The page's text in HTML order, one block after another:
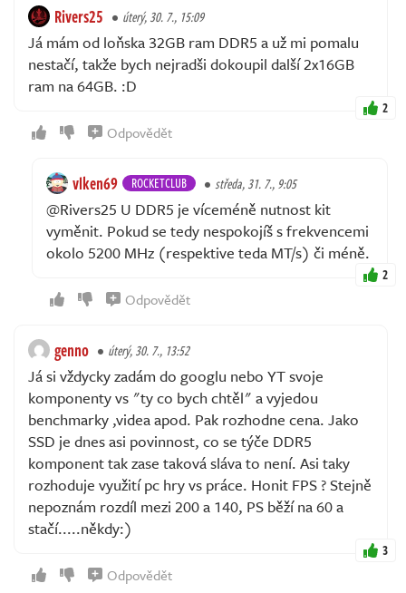
Rivers25 úterý, 30. 7., 15:09
Já mám od loňska 32GB ram DDR5 a už mi pomalu
nestačí, takže bych nejradši dokoupil další 2x16GB
ram na 64GB. :D
2
Odpovědět
vlken69 ROCKETCLUB středa, 31. 7., 9:05
@Rivers25 U DDR5 je víceméně nutnost kit
vyměnit. Pokud se tedy nespokojíš s frekvencemi
okolo 5200 MHz (respektive teda MT/s) či méně.
2
Odpovědět
genno úterý, 30. 7., 13:52
Já si vždycky zadám do googlu nebo YT svoje
komponenty vs "ty co bych chtěl" a vyjedou
benchmarky ,videa apod. Pak rozhodne cena. Jako
SSD je dnes asi povinnost, co se týče DDR5
komponent tak zase taková sláva to není. Asi taky
rozhoduje využití pc hry vs práce. Honit FPS ? Stejně
nepoznám rozdíl mezi 200 a 140, PS běží na 60 a
stačí.....někdy:)
3
Odpovědět